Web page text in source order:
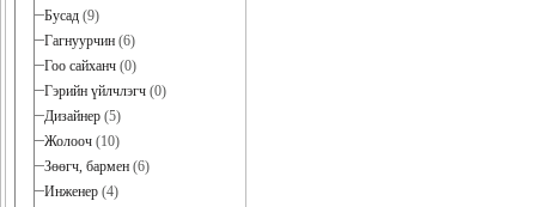
Бусад (9)
Гагнуурчин (6)
Гоо сайханч (0)
Гэрийн үйлчлэгч (0)
Дизайнер (5)
Жолооч (10)
Зөөгч, бармен (6)
Инженер (4)